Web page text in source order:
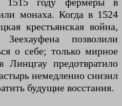
монаха. Когда в 1524
крестьянская война,
позволили
о себе; только мирное
Линцгау предотвратило
немедленно снизил
будущие восстания.